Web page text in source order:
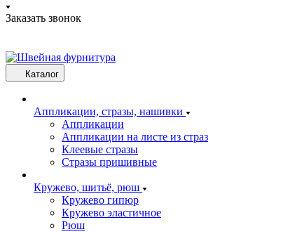
Заказать звонок
Каталог
Аппликации, стразы, нашивки
Аппликации
Аппликации на листе из страз
Клеевые стразы
Стразы пришивные
Кружево, шитьё, рюш
Кружево гипюр
Кружево эластичное
Рюш